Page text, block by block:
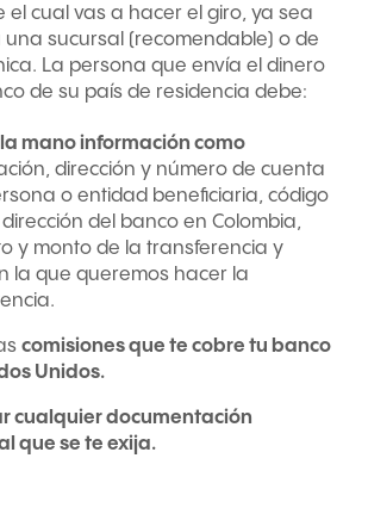
el cual vas a hacer el giro, ya sea
sucursal (recomendable) o de
La persona que envía el dinero
de su país de residencia debe:
la mano información como
dirección y número de cuenta
o entidad beneficiaria, código
dirección del banco en Colombia,
y monto de la transferencia y
la que queremos hacer la
comisiones que te cobre tu banco
Unidos.
cualquier documentación
que se te exija.